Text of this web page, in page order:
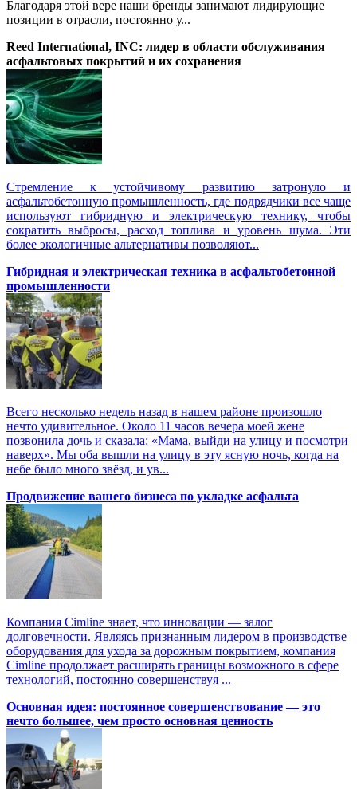
Благодаря этой вере наши бренды занимают лидирующие
позиции в отрасли, постоянно у...
Reed International, INC: лидер в области обслуживания
асфальтовых покрытий и их сохранения
Стремление к устойчивому развитию затронуло и
асфальтобетонную промышленность, где подрядчики все чаще
используют гибридную и электрическую технику, чтобы
сократить выбросы, расход топлива и уровень шума. Эти
более экологичные альтернативы позволяют...
Гибридная и электрическая техника в асфальтобетонной
промышленности
Всего несколько недель назад в нашем районе произошло
нечто удивительное. Около 11 часов вечера моей жене
позвонила дочь и сказала: «Мама, выйди на улицу и посмотри
наверх». Мы оба вышли на улицу в эту ясную ночь, когда на
небе было много звёзд, и ув...
Продвижение вашего бизнеса по укладке асфальта
Компания Cimline знает, что инновации — залог
долговечности. Являясь признанным лидером в производстве
оборудования для ухода за дорожным покрытием, компания
Cimline продолжает расширять границы возможного в сфере
технологий, постоянно совершенствуя ...
Основная идея: постоянное совершенствование — это
нечто большее, чем просто основная ценность